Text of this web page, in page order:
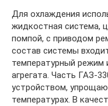
Для охлаждения
жидкостная система,
помпой, с приводом
состав системы
температурный режим
агрегата. Часть ГАЗ-
устройством,
температурах. В